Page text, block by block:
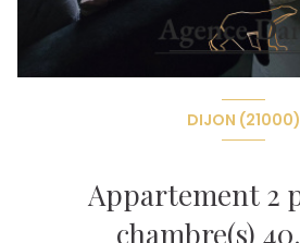
DIJON (21000)
Appartement 2 pièce(s) 1